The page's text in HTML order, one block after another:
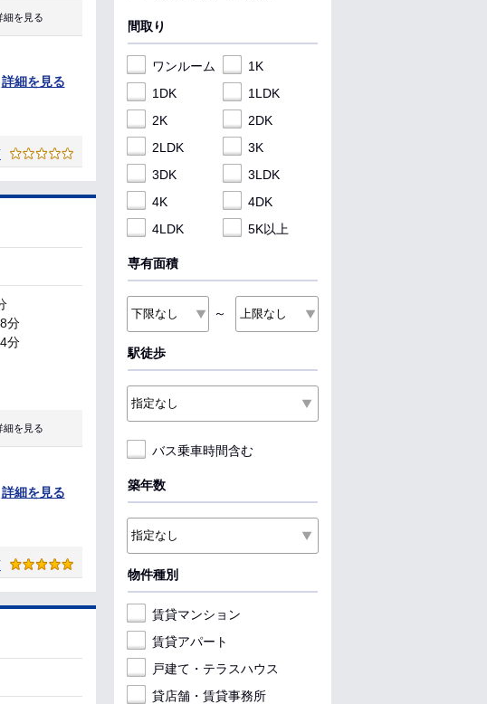
細を見る
詳細を見る
分
分
細を見る
詳細を見る
間取り
ワンルーム
1K
1DK
1LDK
2K
2DK
2LDK
3K
3DK
3LDK
4K
4DK
4LDK
5K以上
専有面積
～
駅徒歩
バス乗車時間含む
築年数
物件種別
賃貸マンション
賃貸アパート
戸建て・テラスハウス
貸店舗・賃貸事務所